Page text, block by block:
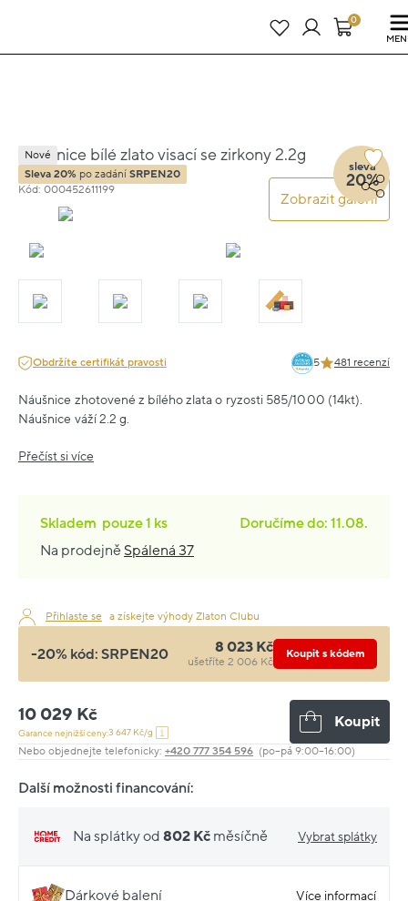
24 dní : 23h : 42m : 41s0
Náušnice bílé zlato visací se zirkony 2.2g
Kód: 000452611199
Zobrazit galerii
Nové
Sleva 20% po zadání SRPEN20
sleva
20%
Obdržíte certifikát pravosti 5 481 recenzí
Náušnice zhotovené z bílého zlata o ryzosti 585/1000 (14kt).
Náušnice váží 2.2 g.
Přečíst si více
Skladem pouze1 ks
Doručíme do: 11.08.
Na prodejně Spálená 37
Přihlaste se a získejte výhody Zlaton Clubu
-20% kód: SRPEN20 8 023 Kč
ušetříte 2 006 Kč
Koupit s kódem
10 029 Kč
Garance nejnižší ceny:3 647 Kč/g
Koupit
Nebo objednejte telefonicky: +420 777 354 596 (po–pá 9:00–16:00)
Další možnosti financování:
Na splátky od 802 Kč měsíčně Vybrat splátky
Dárkové balení Více informací